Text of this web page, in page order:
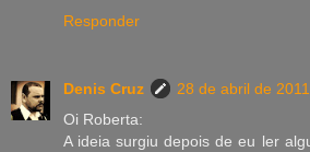
Responder
Denis Cruz
28 de abril de
Oi Roberta:
A ideia surgiu depois de eu ler